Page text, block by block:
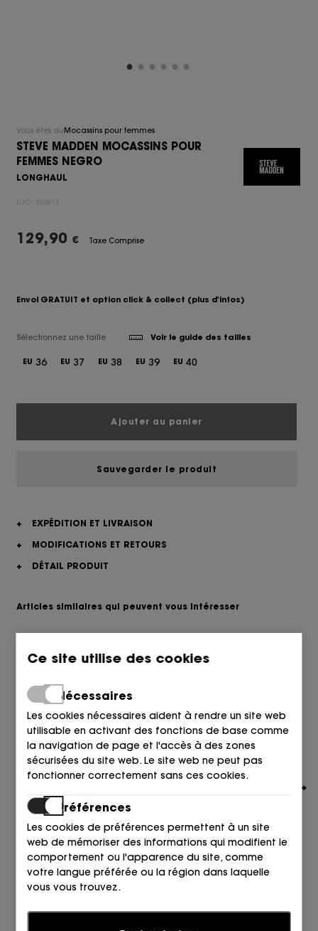
Vous êtes auMocassins pour femmes
STEVE MADDEN MOCASSINS POUR
FEMMES NEGRO
LONGHAUL
UPC: 256814
129,90 € Taxe Comprise
Envoi GRATUIT et option click & collect (plus d'infos)
Sélectionnez une taille Voir le guide des tailles
EU 36 EU 37 EU 38 EU 39 EU 40
Ajouter au panier
Sauvegarder le produit
+
EXPÉDITION ET LIVRAISON
+
MODIFICATIONS ET RETOURS
+
DÉTAIL PRODUIT
Articles similaires qui peuvent vous intéresser
UNITED NUDE
MOCASIN ANTIFAZ PIEL NEGRO NOIR
Ce site utilise des cookies
Nécessaires
Les cookies nécessaires aident à rendre un site web
utilisable en activant des fonctions de base comme
la navigation de page et l'accès à des zones
sécurisées du site web. Le site web ne peut pas
fonctionner correctement sans ces cookies.
Préférences
Les cookies de préférences permettent à un site
web de mémoriser des informations qui modifient le
comportement ou l'apparence du site, comme
votre langue préférée ou la région dans laquelle
vous vous trouvez.